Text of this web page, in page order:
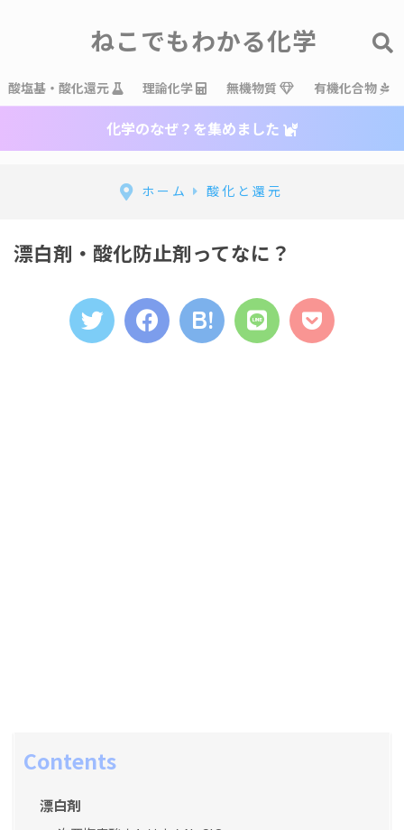
ねこでもわかる化学
酸塩基・酸化還元 理論化学 無機物質 有機化合物
化学のなぜ？を集めました
ホーム 酸化と還元
漂白剤・酸化防止剤ってなに？
Contents
漂白剤